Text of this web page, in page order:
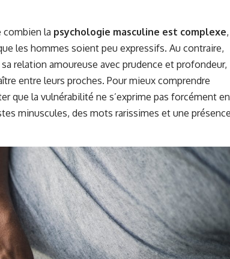
combien la psychologie masculine est complexe,
les hommes soient peu expressifs. Au contraire,
relation amoureuse avec prudence et profondeur,
entre leurs proches. Pour mieux comprendre
que la vulnérabilité ne s’exprime pas forcément en
minuscules, des mots rarissimes et une présence